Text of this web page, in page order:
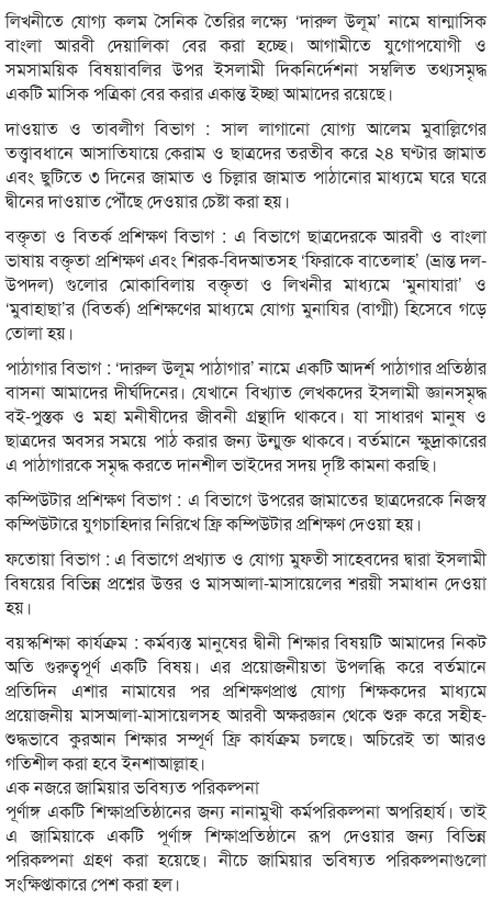
লিখনীতে যোগ্য কলম সৈনিক তৈরির লক্ষ্যে ‘দারুল উলূম’ নামে ষান্মাসিক
বাংলা আরবী দেয়ালিকা বের করা হচ্ছে। আগামীতে যুগোপযোগী ও
সমসাময়িক বিষয়াবলির উপর ইসলামী দিকনির্দেশনা সম্বলিত তথ্যসমৃদ্ধ
একটি মাসিক পত্রিকা বের করার একান্ত ইচ্ছা আমাদের রয়েছে।
দাওয়াত ও তাবলীগ বিভাগ : সাল লাগানো যোগ্য আলেম মুবাল্লিগের
তত্ত্বাবধানে আসাতিযায়ে কেরাম ও ছাত্রদের তরতীব করে ২৪ ঘণ্টার জামাত
এবং ছুটিতে ৩ দিনের জামাত ও চিল্লার জামাত পাঠানোর মাধ্যমে ঘরে ঘরে
দ্বীনের দাওয়াত পৌঁছে দেওয়ার চেষ্টা করা হয়।
বক্তৃতা ও বিতর্ক প্রশিক্ষণ বিভাগ : এ বিভাগে ছাত্রদেরকে আরবী ও বাংলা
ভাষায় বক্তৃতা প্রশিক্ষণ এবং শিরক-বিদআতসহ ‘ফিরাকে বাতেলাহ’ (ভ্রান্ত দল-
উপদল) গুলোর মোকাবিলায় বক্তৃতা ও লিখনীর মাধ্যমে ‘মুনাযারা’ ও
‘মুবাহাছা’র (বিতর্ক) প্রশিক্ষণের মাধ্যমে যোগ্য মুনাযির (বাগ্মী) হিসেবে গড়ে
তোলা হয়।
পাঠাগার বিভাগ : ‘দারুল উলূম পাঠাগার’ নামে একটি আদর্শ পাঠাগার প্রতিষ্ঠার
বাসনা আমাদের দীর্ঘদিনের। যেখানে বিখ্যাত লেখকদের ইসলামী জ্ঞানসমৃদ্ধ
বই-পুস্তক ও মহা মনীষীদের জীবনী গ্রন্থাদি থাকবে। যা সাধারণ মানুষ ও
ছাত্রদের অবসর সময়ে পাঠ করার জন্য উন্মুক্ত থাকবে। বর্তমানে ক্ষুদ্রাকারের
এ পাঠাগারকে সমৃদ্ধ করতে দানশীল ভাইদের সদয় দৃষ্টি কামনা করছি।
কম্পিউটার প্রশিক্ষণ বিভাগ : এ বিভাগে উপরের জামাতের ছাত্রদেরকে নিজস্ব
কম্পিউটারে যুগচাহিদার নিরিখে ফ্রি কম্পিউটার প্রশিক্ষণ দেওয়া হয়।
ফতোয়া বিভাগ : এ বিভাগে প্রখ্যাত ও যোগ্য মুফতী সাহেবদের দ্বারা ইসলামী
বিষয়ের বিভিন্ন প্রশ্নের উত্তর ও মাসআলা-মাসায়েলের শরয়ী সমাধান দেওয়া
হয়।
বয়স্কশিক্ষা কার্যক্রম : কর্মব্যস্ত মানুষের দ্বীনী শিক্ষার বিষয়টি আমাদের নিকট
অতি গুরুত্বপূর্ণ একটি বিষয়। এর প্রয়োজনীয়তা উপলব্ধি করে বর্তমানে
প্রতিদিন এশার নামাযের পর প্রশিক্ষণপ্রাপ্ত যোগ্য শিক্ষকদের মাধ্যমে
প্রয়োজনীয় মাসআলা-মাসায়েলসহ আরবী অক্ষরজ্ঞান থেকে শুরু করে সহীহ-
শুদ্ধভাবে কুরআন শিক্ষার সম্পূর্ণ ফ্রি কার্যক্রম চলছে। অচিরেই তা আরও
গতিশীল করা হবে ইনশাআল্লাহ।
এক নজরে জামিয়ার ভবিষ্যত পরিকল্পনা
পূর্ণাঙ্গ একটি শিক্ষাপ্রতিষ্ঠানের জন্য নানামুখী কর্মপরিকল্পনা অপরিহার্য। তাই
এ জামিয়াকে একটি পূর্ণাঙ্গ শিক্ষাপ্রতিষ্ঠানে রূপ দেওয়ার জন্য বিভিন্ন
পরিকল্পনা গ্রহণ করা হয়েছে। নীচে জামিয়ার ভবিষ্যত পরিকল্পনাগুলো
সংক্ষিপ্তাকারে পেশ করা হল।